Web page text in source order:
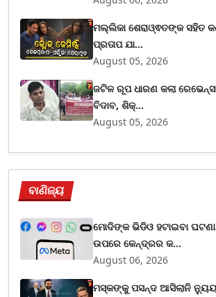
ମଲ୍ଲିକା ଶେରାଓ୍ଵତଙ୍କ ସହିତ
ପ୍ରତାପ ଯା...
August 05, 2026
ଜଟିଳ ରୂପ ଧାରଣ କଲା
ବିଦାବ, ଶିକ୍...
August 05, 2026
ବାଣିଜ୍ୟ
ମୋଦିଙ୍କ ଭିଡିଓ ହଟାଇବା ଘଟଣା
ଉପରେ କେନ୍ଦ୍ରର କ...
August 06, 2026
ମସ୍କଙ୍କୁ ପସନ୍ଦ ଆସିଲାନି